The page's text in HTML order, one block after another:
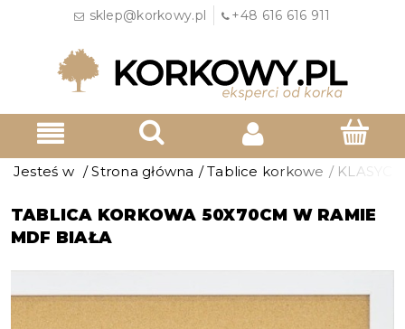
sklep@korkowy.pl +48 616 616 911
Jesteś w / Strona główna / Tablice korkowe /
TABLICA KORKOWA 50X70CM W RAMIE
MDF BIAŁA